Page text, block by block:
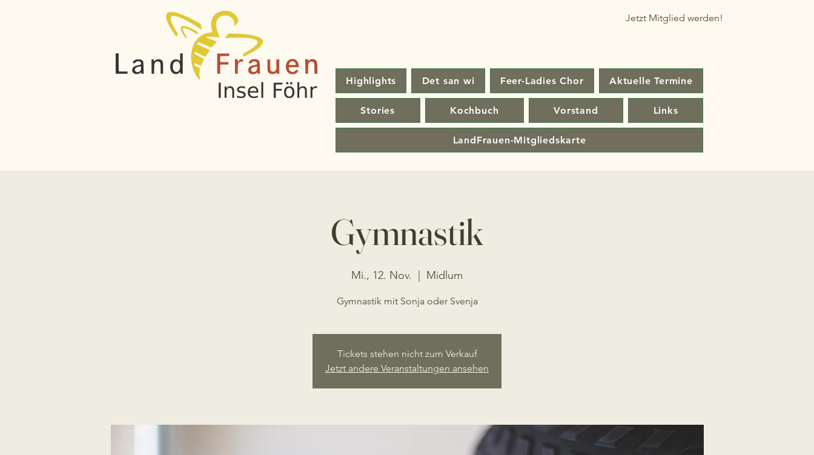
Jetzt Mitglied werden!
Highlights Det san wi Feer-Ladies Chor Aktuelle Termine
Stories Kochbuch Vorstand Links
LandFrauen-Mitgliedskarte
Gymnastik
Mi., 12. Nov. Midlum
Gymnastik mit Sonja oder Svenja
Tickets stehen nicht zum Verkauf
Jetzt andere Veranstaltungen ansehen